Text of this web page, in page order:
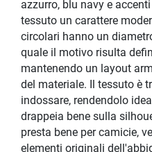
azzurro, blu navy e
tessuto un carattere
circolari hanno un
quale il motivo risulta
mantenendo un layout
del materiale. Il tessuto è
indossare, rendendolo
drappeia bene sulla
presta bene per camicie,
elementi originali